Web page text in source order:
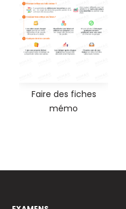
Faire des fiches
mémo